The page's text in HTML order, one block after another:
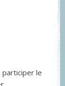
participer le